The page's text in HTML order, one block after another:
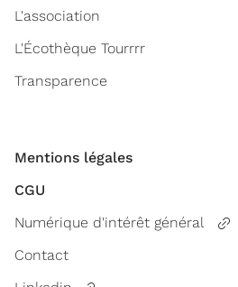
L'association
L'Écothèque Tourrrr
Transparence
Mentions légales
CGU
Numérique d'intérêt général
Contact